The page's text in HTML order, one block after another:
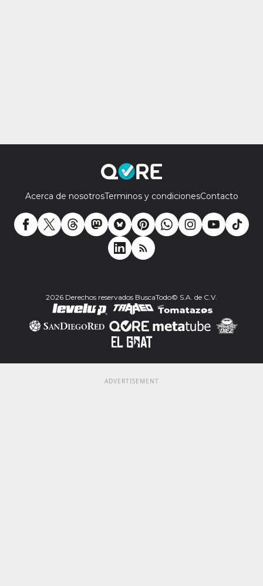
Acerca de nosotrosTerminos y condicionesContacto
2026 Derechos reservados BuscaTodo© S.A. de C.V.